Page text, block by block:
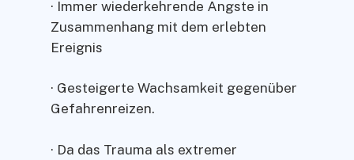
· Immer wiederkehrende Ängste in
Zusammenhang mit dem erlebten
Ereignis
· Gesteigerte Wachsamkeit gegenüber
Gefahrenreizen.
· Da das Trauma als extremer